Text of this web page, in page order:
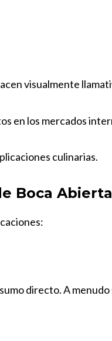
visualmente
en los mercados
culinarias.
Boca Abierta
directo. A